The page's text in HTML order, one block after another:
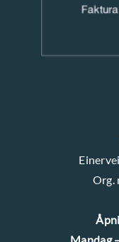
Org.
Mandag